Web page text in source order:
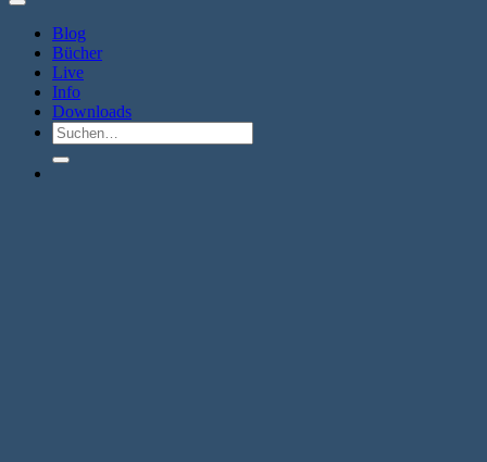
Blog
Bücher
Live
Info
Downloads
Suche
nach: